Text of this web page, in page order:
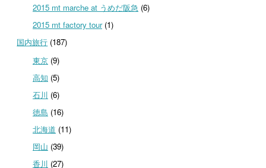
2015 mt marche at うめだ阪急 (6)
2015 mt factory tour(1)
国内旅行 (187)
東京(9)
高知 (5)
石川 (6)
徳島 (16)
北海道 (11)
岡山 (39)
香川 (27)